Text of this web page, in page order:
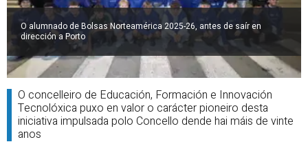
O alumnado de Bolsas Norteamérica 2025-26, antes de saír en
dirección a Porto
O concelleiro de Educación, Formación e Innovación
Tecnolóxica puxo en valor o carácter pioneiro desta
iniciativa impulsada polo Concello dende hai máis de vinte
anos